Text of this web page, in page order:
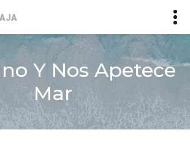
Y Nos Apetece
Mar